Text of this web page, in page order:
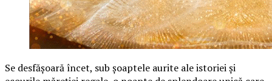
Se desfășoară încet, sub șoaptele aurite ale istoriei și